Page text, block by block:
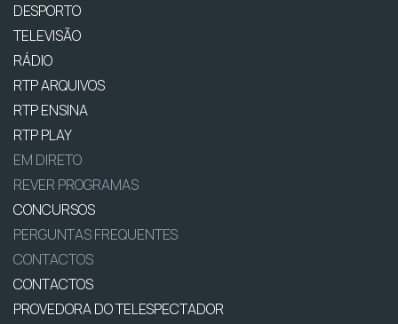
DESPORTO
TELEVISÃO
RÁDIO
RTP ARQUIVOS
RTP ENSINA
RTP PLAY
EM DIRETO
REVER PROGRAMAS
CONCURSOS
PERGUNTAS FREQUENTES
CONTACTOS
CONTACTOS
PROVEDORA DO TELESPECTADOR